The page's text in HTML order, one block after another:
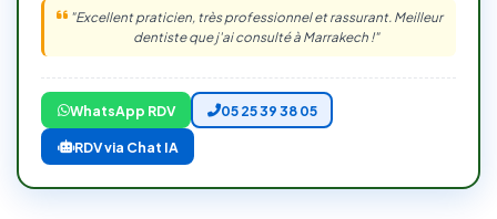
"Excellent praticien, très professionnel et rassurant. Meilleur
dentiste que j'ai consulté à Marrakech !"
WhatsApp RDV 05 25 39 38 05
RDV via Chat IA